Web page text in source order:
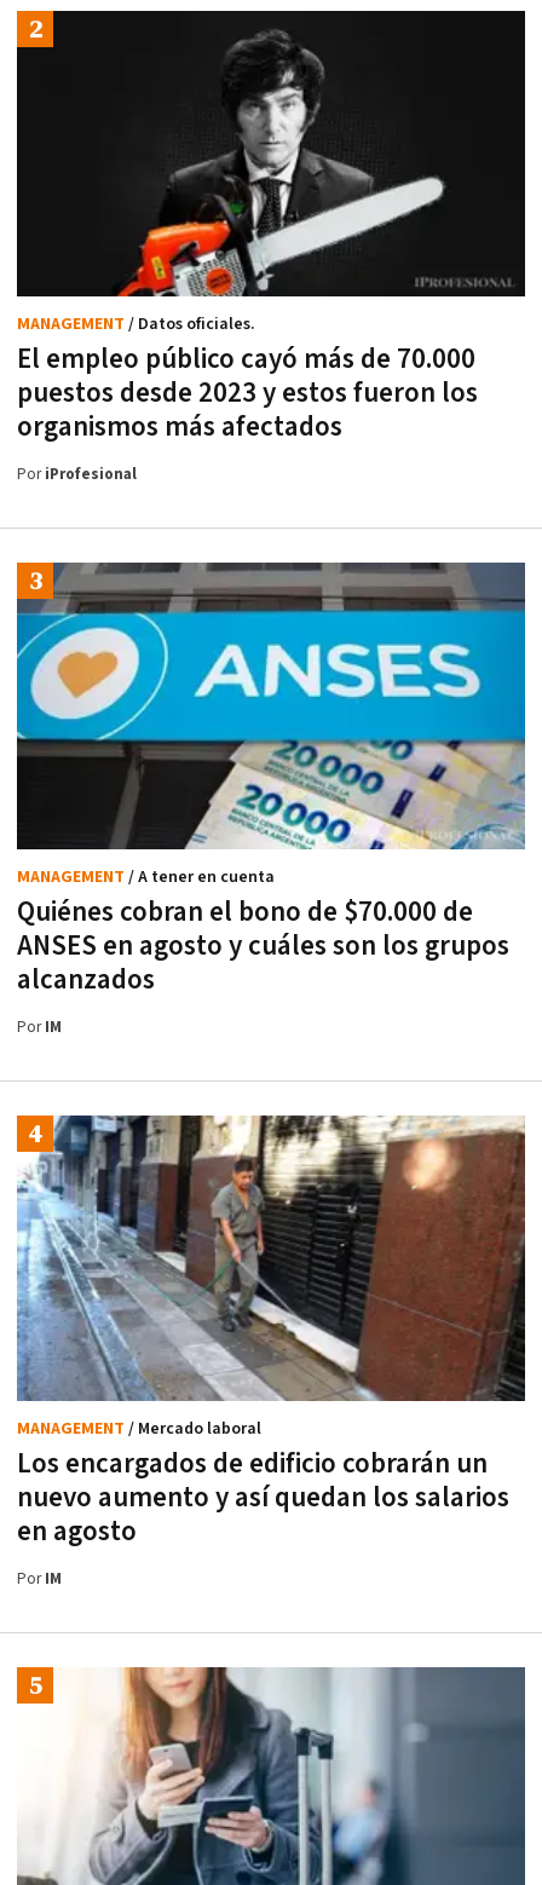
El empleo público cayó más de 70.000
puestos desde 2023 y estos fueron los
organismos más afectados
MANAGEMENT / Datos oficiales.
PoriProfesional
Quiénes cobran el bono de $70.000 de
ANSES en agosto y cuáles son los grupos
alcanzados
MANAGEMENT / A tener en cuenta
PorIM
Los encargados de edificio cobrarán un
nuevo aumento y así quedan los salarios
en agosto
MANAGEMENT / Mercado laboral
PorIM